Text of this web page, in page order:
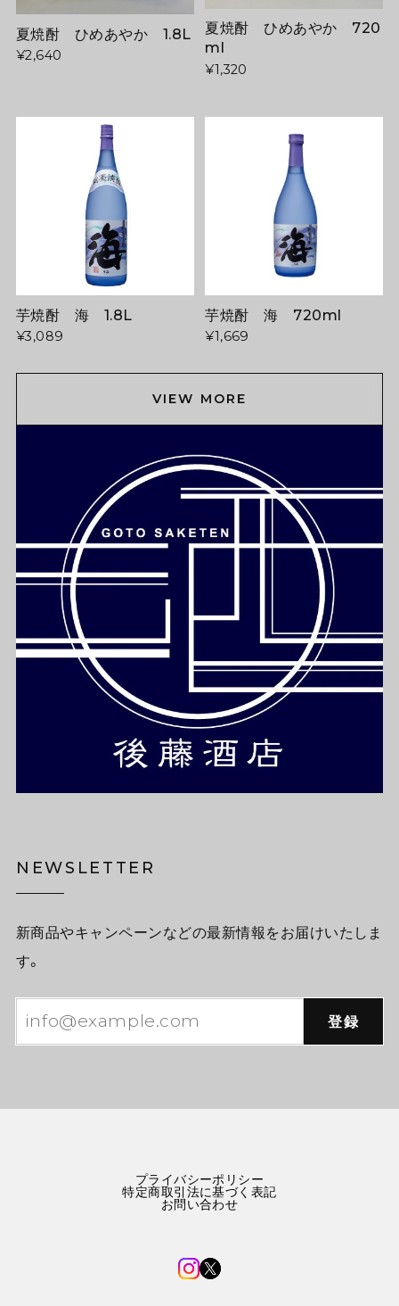
夏焼酎 ひめあやか 1.8L
¥2,640
夏焼酎 ひめあやか 720
ml
¥1,320
芋焼酎 海 1.8L
¥3,089
芋焼酎 海 720ml
¥1,669
VIEW MORE
NEWSLETTER
新商品やキャンペーンなどの最新情報をお届けいたしま
す。
登録
プライバシーポリシー
特定商取引法に基づく表記
お問い合わせ